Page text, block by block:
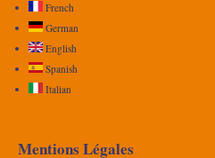
French
German
English
Spanish
Italian
Mentions Légales